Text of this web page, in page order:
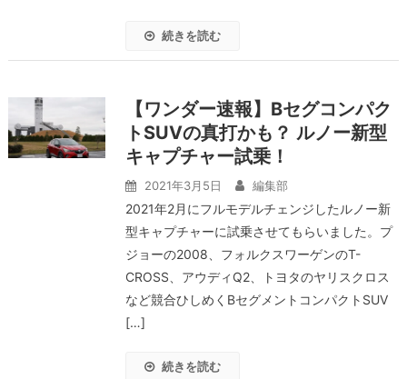
続きを読む
【ワンダー速報】Bセグコンパク
トSUVの真打かも？ ルノー新型
キャプチャー試乗！
2021年3月5日 編集部
2021年2月にフルモデルチェンジしたルノー新
型キャプチャーに試乗させてもらいました。プ
ジョーの2008、フォルクスワーゲンのT-
CROSS、アウディQ2、トヨタのヤリスクロス
など競合ひしめくBセグメントコンパクトSUV
[…]
続きを読む